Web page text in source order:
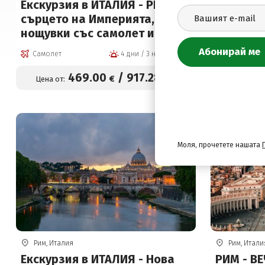
Екскурзия в ИТАЛИЯ - РИМ -
сърцето на Империята, 3
нощувки със самолет и
обслужване на български
език!
Самолет 4 дни / 3 нощувки
Цена от: 469.00 €/ 917.28
магията
език!
Самолет
Рим, Италия
Екскурзия в ИТАЛИЯ - Нова
Рим,
РИМ -
Моля, прочетете нашата